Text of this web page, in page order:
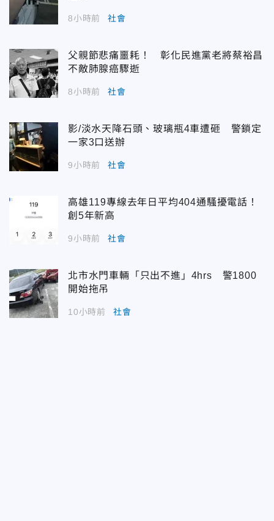
8小時前 社會
父親節悲痛噩耗！ 彰化民進黨老將蔡裕昌
不敵肺腺癌驟逝
8小時前 社會
影/淡水天降石頭、玻璃瓶4車遭砸 警鎖定
一家3口送辦
9小時前 社會
高雄119專線去年日平均404通騷擾電話！
創5年新高
9小時前 社會
北市水門車輛「只出不進」4hrs 警1800
開始拖吊
10小時前 社會